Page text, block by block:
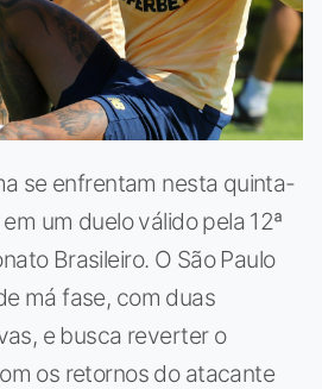
se enfrentam nesta quinta-
um duelo válido pela 12ª
Brasileiro. O São Paulo
má fase, com duas
e busca reverter o
os retornos do atacante